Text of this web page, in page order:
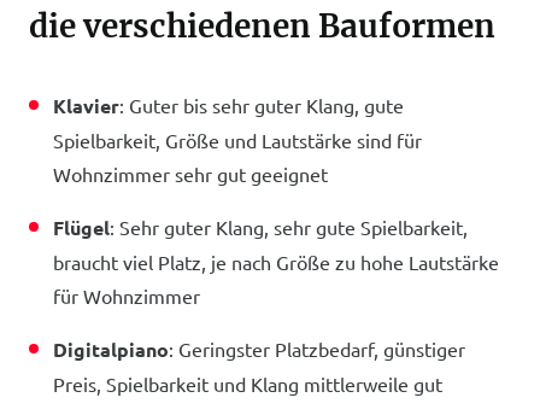
die verschiedenen Bauformen
Klavier: Guter bis sehr guter Klang, gute
Spielbarkeit, Größe und Lautstärke sind für
Wohnzimmer sehr gut geeignet
Flügel: Sehr guter Klang, sehr gute Spielbarkeit,
braucht viel Platz, je nach Größe zu hohe Lautstärke
für Wohnzimmer
Digitalpiano: Geringster Platzbedarf, günstiger
Preis, Spielbarkeit und Klang mittlerweile gut